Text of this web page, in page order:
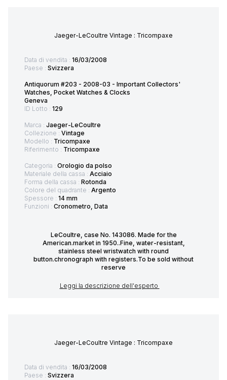
Jaeger-LeCoultre Vintage : Tricompaxe
Data di vendita : 16/03/2008
Paese : Svizzera
Antiquorum #203 - 2008-03 - Important Collectors'
Watches, Pocket Watches & Clocks
Geneva
ID Lotto : 129
Marca : Jaeger-LeCoultre
Collezione : Vintage
Modello : Tricompaxe
Riferimento : Tricompaxe
Categoria : Orologio da polso
Materiale della cassa : Acciaio
Forma della cassa : Rotonda
Colore del quadrante : Argento
Spessore : 14 mm
Funzioni : Cronometro, Data
LeCoultre, case No. 143086. Made for the
American.market in 1950..Fine, water-resistant,
stainless steel wristwatch with round
button.chronograph with registers.To be sold without
reserve
Leggi la descrizione dell'esperto
Jaeger-LeCoultre Vintage : Tricompaxe
Data di vendita : 16/03/2008
Paese : Svizzera